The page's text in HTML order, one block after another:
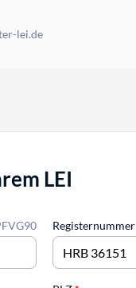
lei.de
LEI
Registernummer